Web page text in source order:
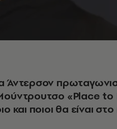
Άντερσον
«Place to
και ποιοι θα είναι